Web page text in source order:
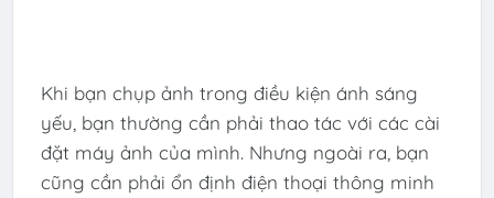
Khi bạn chụp ảnh trong điều kiện ánh sáng
yếu, bạn thường cần phải thao tác với các cài
đặt máy ảnh của mình. Nhưng ngoài ra, bạn
cũng cần phải ổn định điện thoại thông minh